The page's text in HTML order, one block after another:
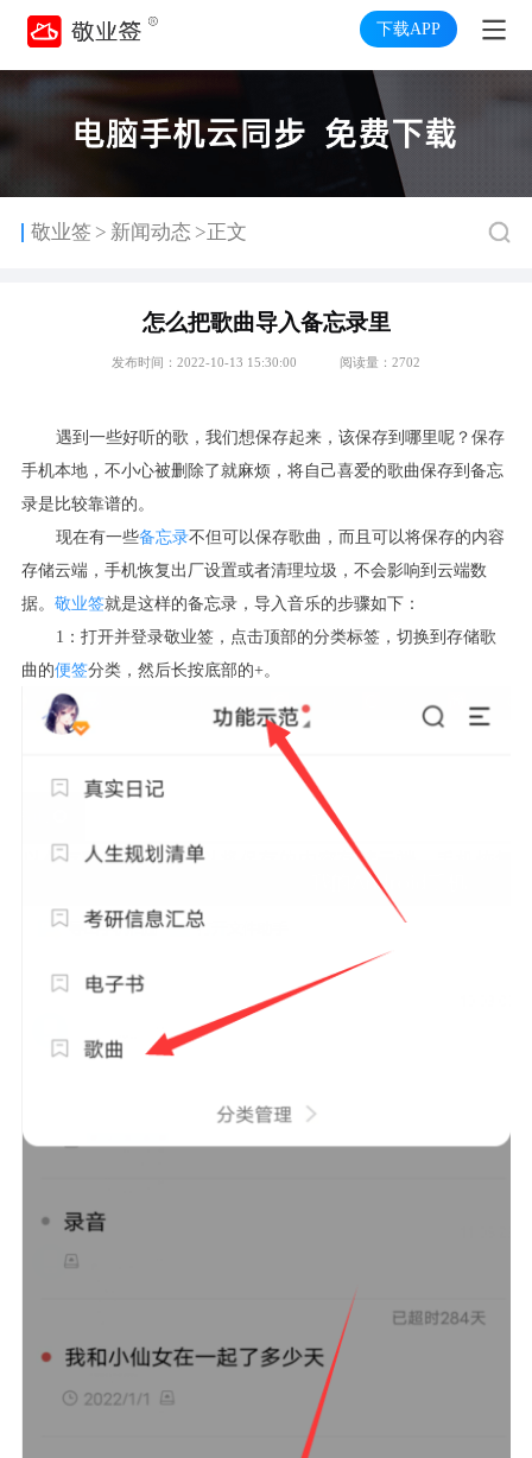
下载APP
敬业签 > 新闻动态 >正文
怎么把歌曲导入备忘录里
发布时间：2022-10-13 15:30:00 阅读量：2702
遇到一些好听的歌，我们想保存起来，该保存到哪里呢？保存
手机本地，不小心被删除了就麻烦，将自己喜爱的歌曲保存到备忘
录是比较靠谱的。
现在有一些备忘录不但可以保存歌曲，而且可以将保存的内容
存储云端，手机恢复出厂设置或者清理垃圾，不会影响到云端数
据。 敬业签就是这样的备忘录，导入音乐的步骤如下：
1：打开并登录敬业签，点击顶部的分类标签，切换到存储歌
曲的便签分类，然后长按底部的+。